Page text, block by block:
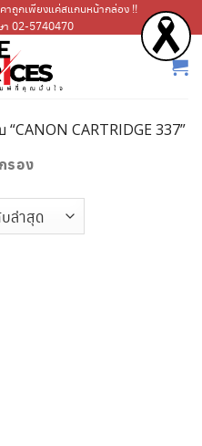
าถูกเพียงแค่สแกนหน้ากล่อง !!
า 02-5740470
CARTRIDGE 337”
รอง